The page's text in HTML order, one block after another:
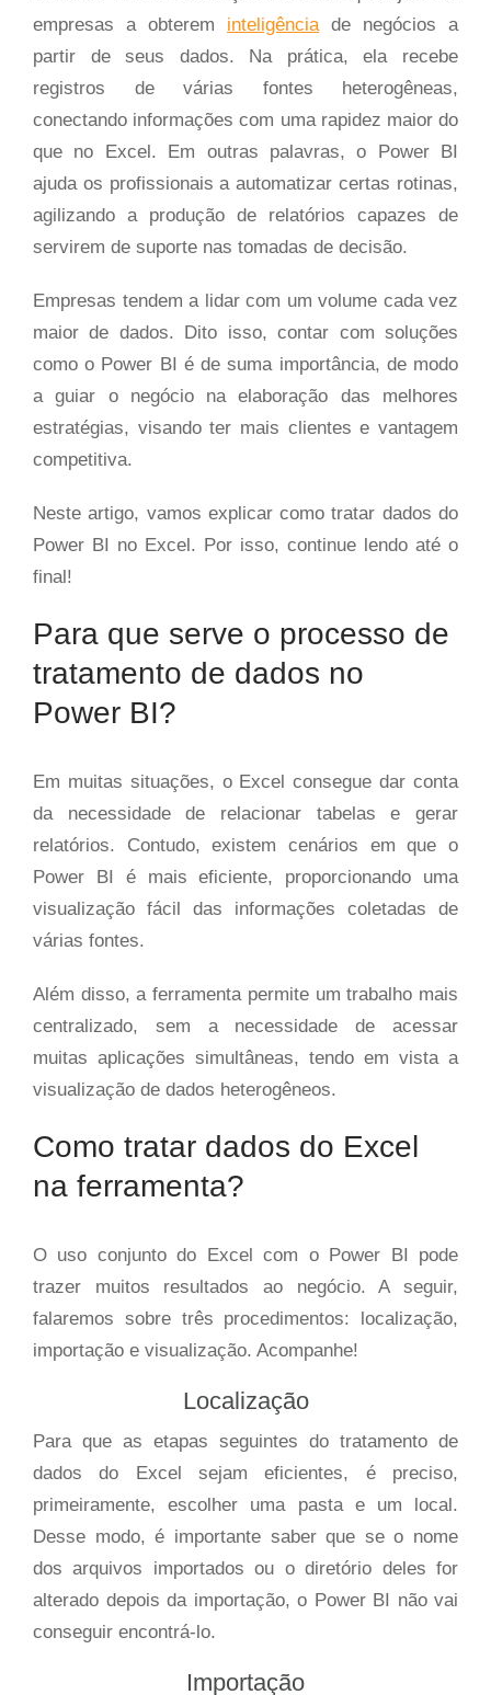
empresas a obterem inteligênciade negócios a
partir de seus dados. Na prática, ela recebe
registros de várias fontes heterogêneas,
conectando informações com uma rapidez maior do
que no Excel. Em outras palavras, o Power BI
ajuda os profissionais a automatizar certas rotinas,
agilizando a produção de relatórios capazes de
servirem de suporte nas tomadas de decisão.
Empresas tendem a lidar com um volume cada vez
maior de dados. Dito isso, contar com soluções
como o Power BI é de suma importância, de modo
a guiar o negócio na elaboração das melhores
estratégias, visando ter mais clientes e vantagem
competitiva.
Neste artigo, vamos explicar como tratar dados do
Power BI no Excel. Por isso, continue lendo até o
final!
Para que serve o processo de
tratamento de dados no
Power BI?
Em muitas situações, o Excel consegue dar conta
da necessidade de relacionar tabelas e gerar
relatórios. Contudo, existem cenários em que o
Power BI é mais eficiente, proporcionando uma
visualização fácil das informações coletadas de
várias fontes.
Além disso, a ferramenta permite um trabalho mais
centralizado, sem a necessidade de acessar
muitas aplicações simultâneas, tendo em vista a
visualização de dados heterogêneos.
Como tratar dados do Excel
na ferramenta?
O uso conjunto do Excel com o Power BI pode
trazer muitos resultados ao negócio. A seguir,
falaremos sobre três procedimentos: localização,
importação e visualização. Acompanhe!
Localização
Para que as etapas seguintes do tratamento de
dados do Excel sejam eficientes, é preciso,
primeiramente, escolher uma pasta e um local.
Desse modo, é importante saber que se o nome
dos arquivos importados ou o diretório deles for
alterado depois da importação, o Power BI não vai
conseguir encontrá-lo.
Importação